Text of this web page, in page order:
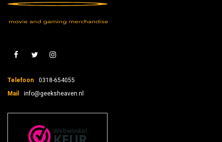
Telefoon
0318-654055
Mail
info@geeksheaven.nl